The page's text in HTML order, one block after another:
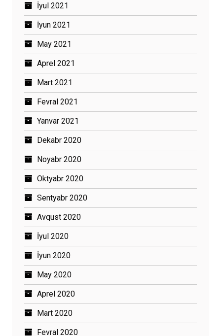
İyul 2021
İyun 2021
May 2021
Aprel 2021
Mart 2021
Fevral 2021
Yanvar 2021
Dekabr 2020
Noyabr 2020
Oktyabr 2020
Sentyabr 2020
Avqust 2020
İyul 2020
İyun 2020
May 2020
Aprel 2020
Mart 2020
Fevral 2020